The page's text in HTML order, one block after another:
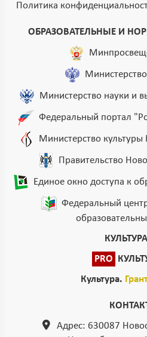
Политика
ОБРАЗОВАТЕЛЬНЫЕ И
Министерство науки и
Федеральный портал
Министерство
Правительство
Единое окно доступа к
Федеральный
КУЛЬТУРА
PRO
Культура.
Адрес: 630087